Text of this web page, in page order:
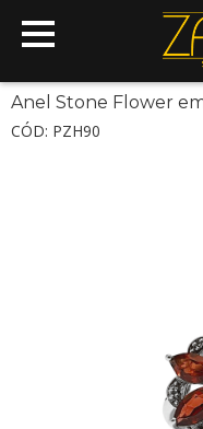
Anel Stone Flower
CÓD: PZH90